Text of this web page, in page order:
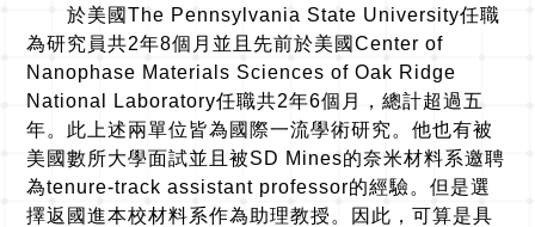
於美國The Pennsylvania State University任職
為研究員共2年8個月並且先前於美國Center of
Nanophase Materials Sciences of Oak Ridge
National Laboratory任職共2年6個月，總計超過五
年。此上述兩單位皆為國際一流學術研究。他也有被
美國數所大學面試並且被SD Mines的奈米材料系邀聘
為tenure-track assistant professor的經驗。但是選
擇返國進本校材料系作為助理教授。因此，可算是具